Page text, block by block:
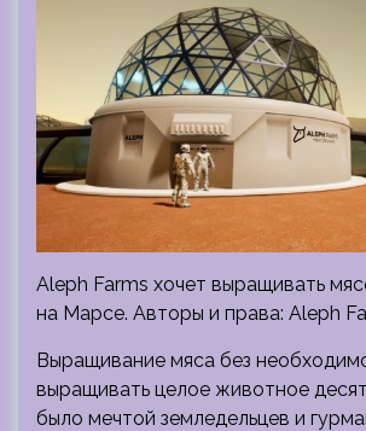
Aleph Farms хочет выращивать
на Марсе. Авторы и права: Aleph
Выращивание мяса без
выращивать целое животное
было мечтой земледельцев и